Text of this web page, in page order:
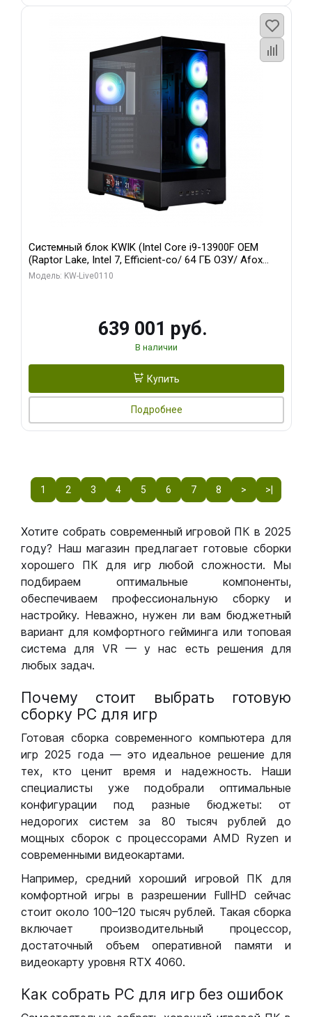
Системный блок KWIK (Intel Core i9-13900F OEM
(Raptor Lake, Intel 7, Efficient-co/ 64 ГБ ОЗУ/ Afox
RTX4090 24GB GDDR6X 384-Bit 3xDP HDMI ATX Turbo/
Модель: KW-Live0110
639 001 руб.
В наличии
Купить
Подробнее
1 2 3 4 5 6 7 8 > >|
Хотите собрать современный игровой ПК в 2025
году? Наш магазин предлагает готовые сборки
хорошего ПК для игр любой сложности. Мы
подбираем оптимальные компоненты,
обеспечиваем профессиональную сборку и
настройку. Неважно, нужен ли вам бюджетный
вариант для комфортного гейминга или топовая
система для VR — у нас есть решения для
любых задач.
Почему стоит выбрать готовую
сборку РС для игр
Готовая сборка современного компьютера для
игр 2025 года — это идеальное решение для
тех, кто ценит время и надежность. Наши
специалисты уже подобрали оптимальные
конфигурации под разные бюджеты: от
недорогих систем за 80 тысяч рублей до
мощных сборок с процессорами AMD Ryzen и
современными видеокартами.
Например, средний хороший игровой ПК для
комфортной игры в разрешении FullHD сейчас
стоит около 100–120 тысяч рублей. Такая сборка
включает производительный процессор,
достаточный объем оперативной памяти и
видеокарту уровня RTX 4060.
Как собрать РС для игр без ошибок